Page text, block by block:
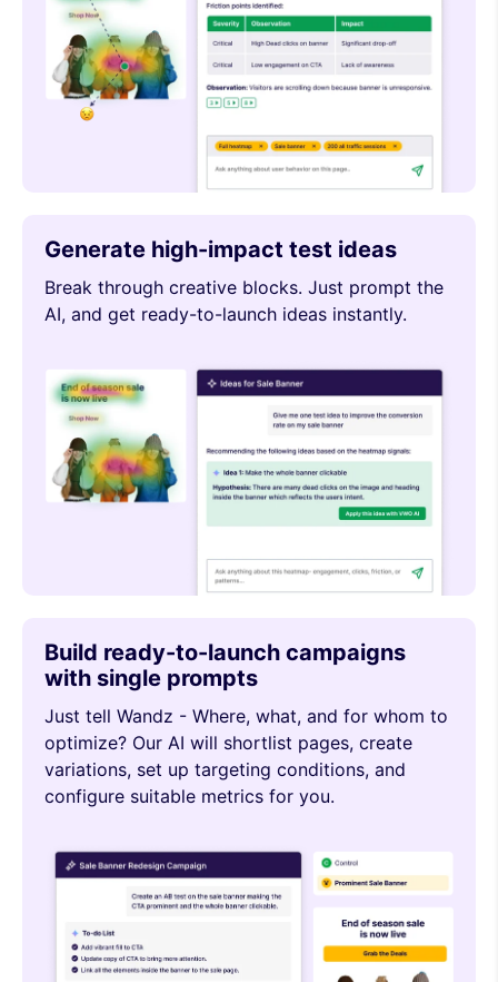
Generate high-impact test ideas
Break through creative blocks. Just prompt the
AI, and get ready-to-launch ideas instantly.
Build ready-to-launch campaigns
with single prompts
Just tell Wandz - Where, what, and for whom to
optimize? Our AI will shortlist pages, create
variations, set up targeting conditions, and
configure suitable metrics for you.